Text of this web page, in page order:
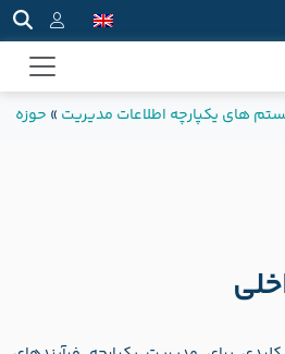
های یکپارچه اطلاعات مدیریت » حوزه